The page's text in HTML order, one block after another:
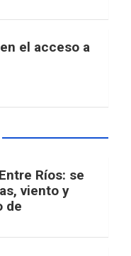
el acceso a
Ríos: se
viento y
de